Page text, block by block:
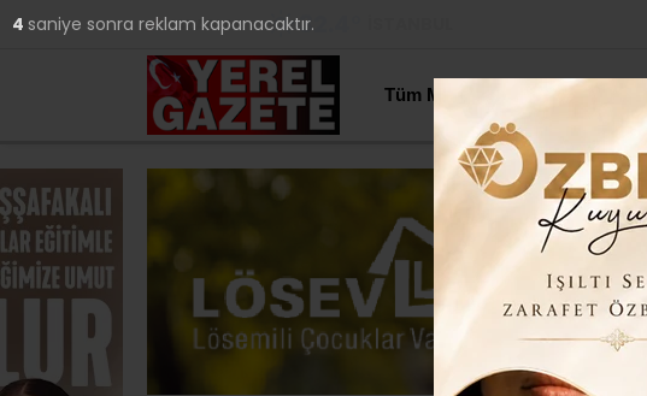
YAZARLAR 32.4
Tüm Manşetler Yerel Haberler
3 saniye sonra reklam kapanacaktır.